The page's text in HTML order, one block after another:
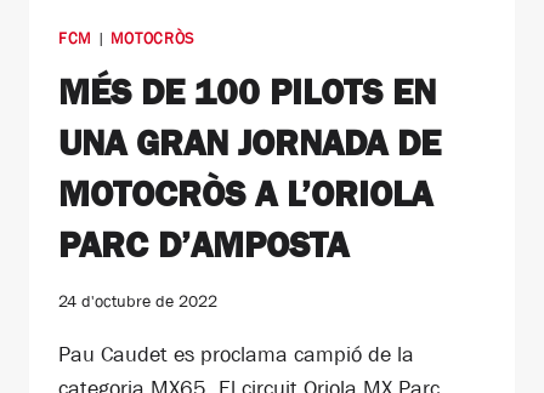
FCM | MOTOCRÒS
MÉS DE 100 PILOTS EN
UNA GRAN JORNADA DE
MOTOCRÒS A L’ORIOLA
PARC D’AMPOSTA
24 d'octubre de 2022
Pau Caudet es proclama campió de la
categoria MX65. El circuit Oriola MX Parc